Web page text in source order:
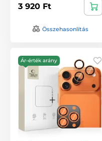
3 920 Ft
Összehasonlítás
Ár-érték arány